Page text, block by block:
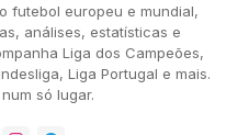
futebol europeu e mundial,
análises, estatísticas e
Liga dos Campeões,
Liga Portugal e mais.
só lugar.